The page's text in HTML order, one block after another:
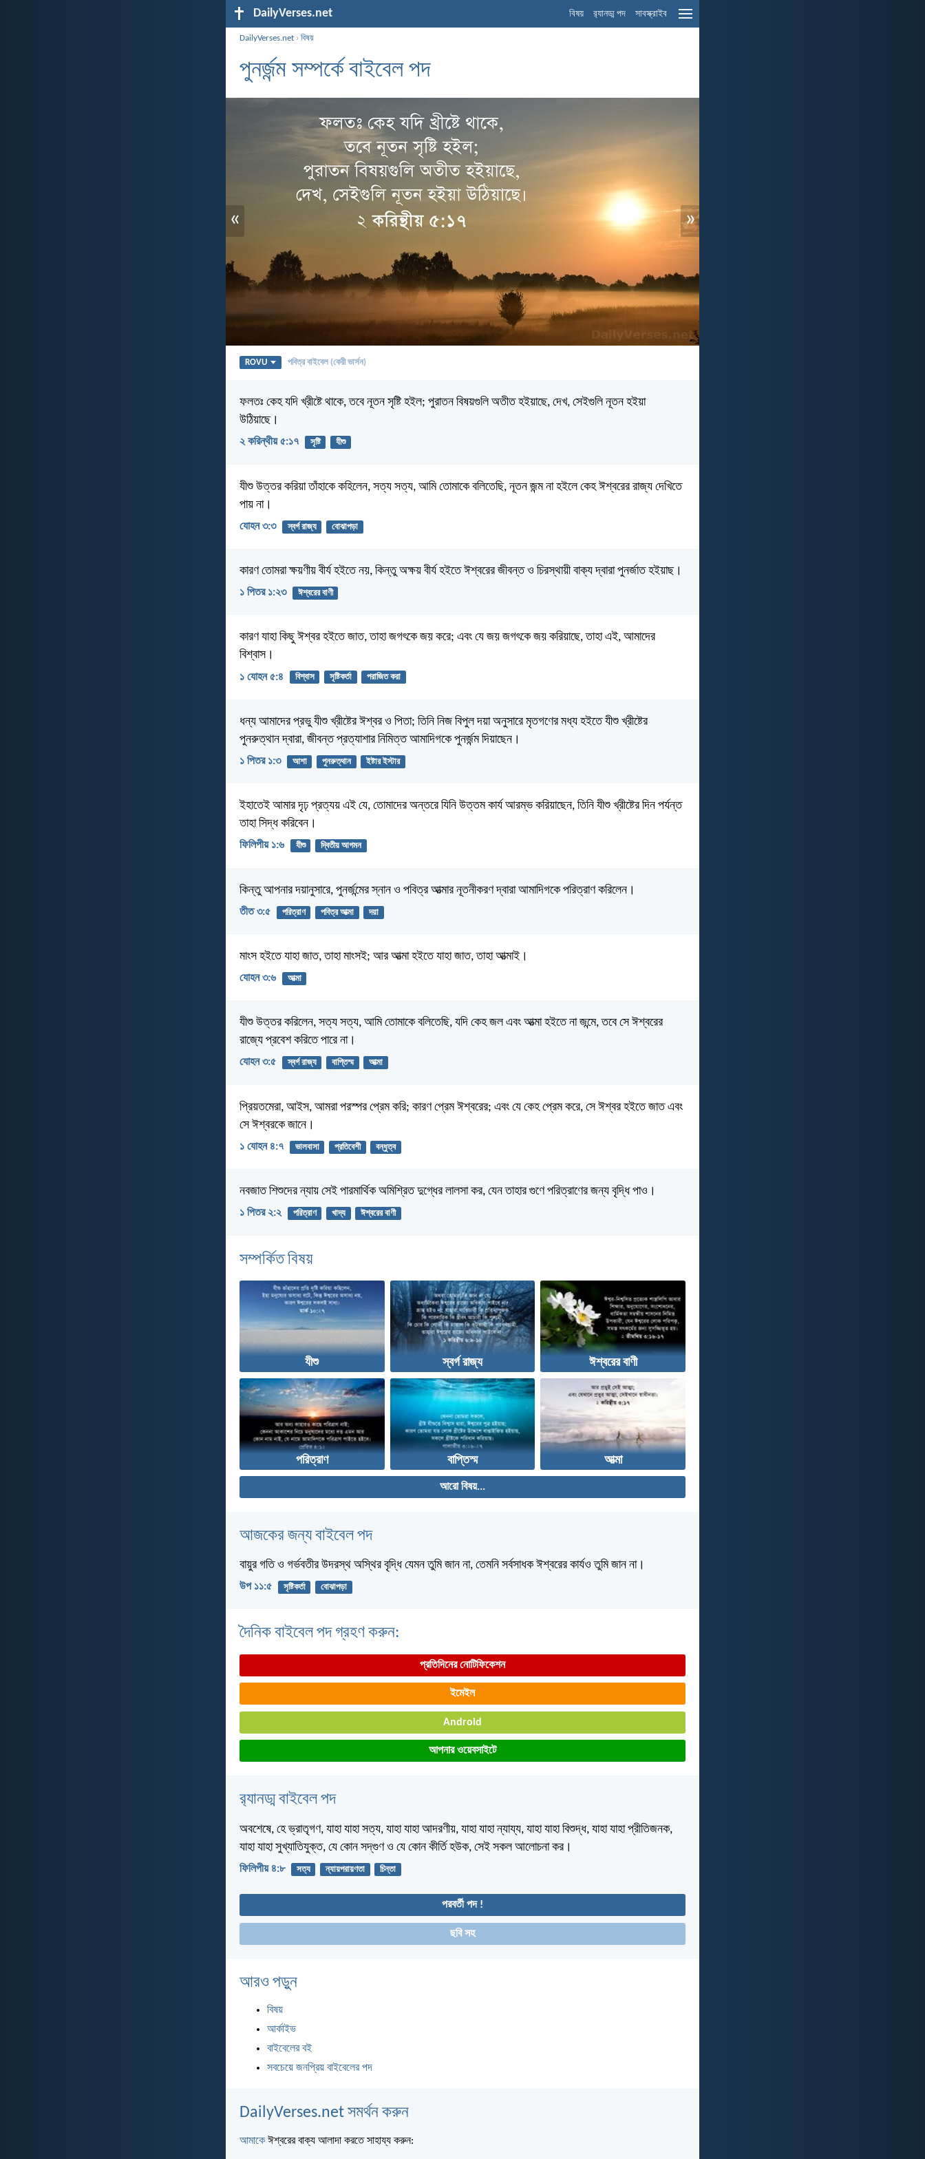
DailyVerses.net বিষয় র‌্যানড্ম পদ সাবস্ক্রাইব
DailyVerses.net ›বিষয়
পুনর্জন্ম সম্পর্কে বাইবেল পদ
« »
ROVU পবিত্র বাইবেল (কেরী ভার্সন)
ফলতঃ কেহ যদি খ্রীষ্টে থাকে, তবে নূতন সৃষ্টি হইল; পুরাতন বিষয়গুলি অতীত হইয়াছে, দেখ, সেইগুলি নূতন হইয়া
উঠিয়াছে।
২ করিন্থীয় ৫:১৭ সৃষ্টি যীশু
যীশু উত্তর করিয়া তাঁহাকে কহিলেন, সত্য সত্য, আমি তোমাকে বলিতেছি, নূতন জন্ম না হইলে কেহ ঈশ্বরের রাজ্য দেখিতে
পায় না।
যোহন ৩:৩ স্বর্গ রাজ্য বোঝাপড়া
কারণ তোমরা ক্ষয়ণীয় বীর্য হইতে নয়, কিন্তু অক্ষয় বীর্য হইতে ঈশ্বরের জীবন্ত ও চিরস্থায়ী বাক্য দ্বারা পুনর্জাত হইয়াছ।
১ পিতর ১:২৩ ঈশ্বরের বাণী
কারণ যাহা কিছু ঈশ্বর হইতে জাত, তাহা জগৎকে জয় করে; এবং যে জয় জগৎকে জয় করিয়াছে, তাহা এই, আমাদের
বিশ্বাস।
১ যোহন ৫:৪ বিশ্বাস সৃষ্টিকর্তা পরাজিত করা
ধন্য আমাদের প্রভু যীশু খ্রীষ্টের ঈশ্বর ও পিতা; তিনি নিজ বিপুল দয়া অনুসারে মৃতগণের মধ্য হইতে যীশু খ্রীষ্টের
পুনরুত্থান দ্বারা, জীবন্ত প্রত্যাশার নিমিত্ত আমাদিগকে পুনর্জন্ম দিয়াছেন।
১ পিতর ১:৩ আশা পুনরুত্থান ইষ্টার ইস্টার
ইহাতেই আমার দৃঢ় প্রত্যয় এই যে, তোমাদের অন্তরে যিনি উত্তম কার্য আরম্ভ করিয়াছেন, তিনি যীশু খ্রীষ্টের দিন পর্যন্ত
তাহা সিদ্ধ করিবেন।
ফিলিপীয় ১:৬ যীশু দ্বিতীয় আগমন
কিন্তু আপনার দয়ানুসারে, পুনর্জন্মের স্নান ও পবিত্র আত্মার নূতনীকরণ দ্বারা আমাদিগকে পরিত্রাণ করিলেন।
তীত ৩:৫ পরিত্রাণ পবিত্র আত্মা দয়া
মাংস হইতে যাহা জাত, তাহা মাংসই; আর আত্মা হইতে যাহা জাত, তাহা আত্মাই।
যোহন ৩:৬ আত্মা
যীশু উত্তর করিলেন, সত্য সত্য, আমি তোমাকে বলিতেছি, যদি কেহ জল এবং আত্মা হইতে না জন্মে, তবে সে ঈশ্বরের
রাজ্যে প্রবেশ করিতে পারে না।
যোহন ৩:৫ স্বর্গ রাজ্য বাপ্তিস্ম আত্মা
প্রিয়তমেরা, আইস, আমরা পরস্পর প্রেম করি; কারণ প্রেম ঈশ্বরের; এবং যে কেহ প্রেম করে, সে ঈশ্বর হইতে জাত এবং
সে ঈশ্বরকে জানে।
১ যোহন ৪:৭ ভালবাসা প্রতিবেশী বন্ধুত্ব
নবজাত শিশুদের ন্যায় সেই পারমার্থিক অমিশ্রিত দুগ্ধের লালসা কর, যেন তাহার গুণে পরিত্রাণের জন্য বৃদ্ধি পাও।
১ পিতর ২:২ পরিত্রাণ খাদ্য ঈশ্বরের বাণী
সম্পর্কিত বিষয়
যীশু স্বর্গ রাজ্য ঈশ্বরের বাণী
পরিত্রাণ বাপ্তিস্ম আত্মা
আরো বিষয়...
আজকের জন্য বাইবেল পদ
বায়ুর গতি ও গর্ভবতীর উদরস্থ অস্থির বৃদ্ধি যেমন তুমি জান না, তেমনি সর্বসাধক ঈশ্বরের কার্যও তুমি জান না।
উপ ১১:৫ সৃষ্টিকর্তা বোঝাপড়া
দৈনিক বাইবেল পদ গ্রহণ করুন:
প্রতিদিনের নোটিফিকেশন
ইমেইল
Android
আপনার ওয়েবসাইটে
র‌্যানড্ম বাইবেল পদ
অবশেষে, হে ভ্রাতৃগণ, যাহা যাহা সত্য, যাহা যাহা আদরণীয়, যাহা যাহা ন্যায্য, যাহা যাহা বিশুদ্ধ, যাহা যাহা প্রীতিজনক,
যাহা যাহা সুখ্যাতিযুক্ত, যে কোন সদ্‌গুণ ও যে কোন কীর্তি হউক, সেই সকল আলোচনা কর।
ফিলিপীয় ৪:৮ সত্য ন্যায়পরায়ণতা চিন্তা
পরবর্তী পদ !
ছবি সহ
আরও পড়ুন
বিষয়
আর্কাইভ
বাইবেলের বই
সবচেয়ে জনপ্রিয় বাইবেলের পদ
DailyVerses.net সমর্থন করুন
আমাকে ঈশ্বরের বাক্য আলাদা করতে সাহায্য করুন: